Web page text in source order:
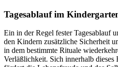
Tagesablauf im
Ein in der Regel fester Tagesablauf
den Kindern zusätzliche Sicherheit
in dem bestimmte Rituale
Verläßlichkeit. Sich innerhalb dieses